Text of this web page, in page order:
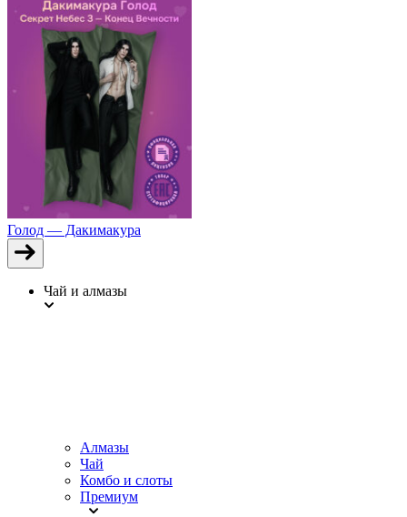
Голод — Дакимакура
Чай и алмазы
Алмазы
Чай
Комбо и слоты
Премиум